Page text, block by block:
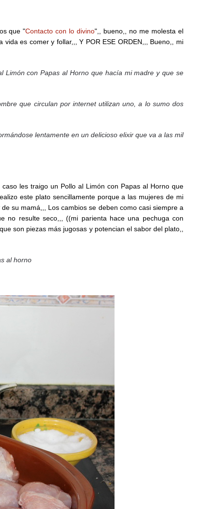
que "Contacto con lo divino",, bueno,, no me molesta el
es comer y follar,,, Y POR ESE ORDEN,,, Bueno,, mi
Limón con Papas al Horno que hacía mi madre y que se
que circulan por internet utilizan uno, a lo sumo dos
lentamente en un delicioso elixir que va a las mil
les traigo un Pollo al Limón con Papas al Horno que
este plato sencillamente porque a las mujeres de mi
su mamá,,, Los cambios se deben como casi siempre a
no resulte seco,,, ((mi parienta hace una pechuga con
son piezas más jugosas y potencian el sabor del plato,,
al horno